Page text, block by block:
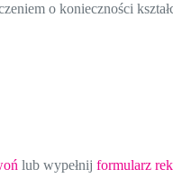
o konieczności
lub wypełnij formularz